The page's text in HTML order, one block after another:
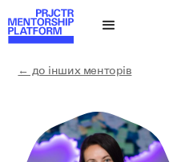
← до інших менторів